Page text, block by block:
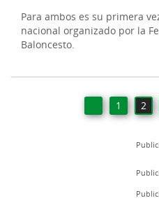
Para ambos es su primera
nacional organizado por la
Baloncesto.
1 2